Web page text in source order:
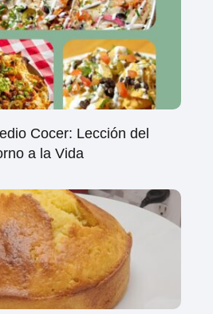
Cocer: Lección del
a la Vida